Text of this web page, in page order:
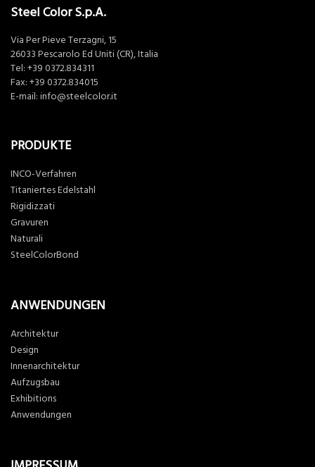
Steel Color S.p.A.
Via Per Pieve Terzagni, 15
26033 Pescarolo Ed Uniti (CR), Italia
Tel: +39 0372.834311
Fax: +39 0372.834015
E-mail: info@steelcolor.it
PRODUKTE
INCO-Verfahren
Titaniertes Edelstahl
Rigidizzati
Gravuren
Naturali
SteelColorBond
ANWENDUNGEN
Architektur
Design
Innenarchitektur
Aufzugsbau
Exhibitions
Anwendungen